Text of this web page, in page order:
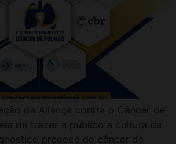
da Aliança contra o Câncer de
de trazer a público a cultura da
precoce do câncer de